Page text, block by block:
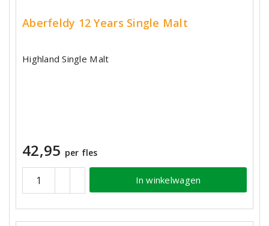
Aberfeldy 12 Years Single Malt
Highland Single Malt
42,95 per fles
In winkelwagen